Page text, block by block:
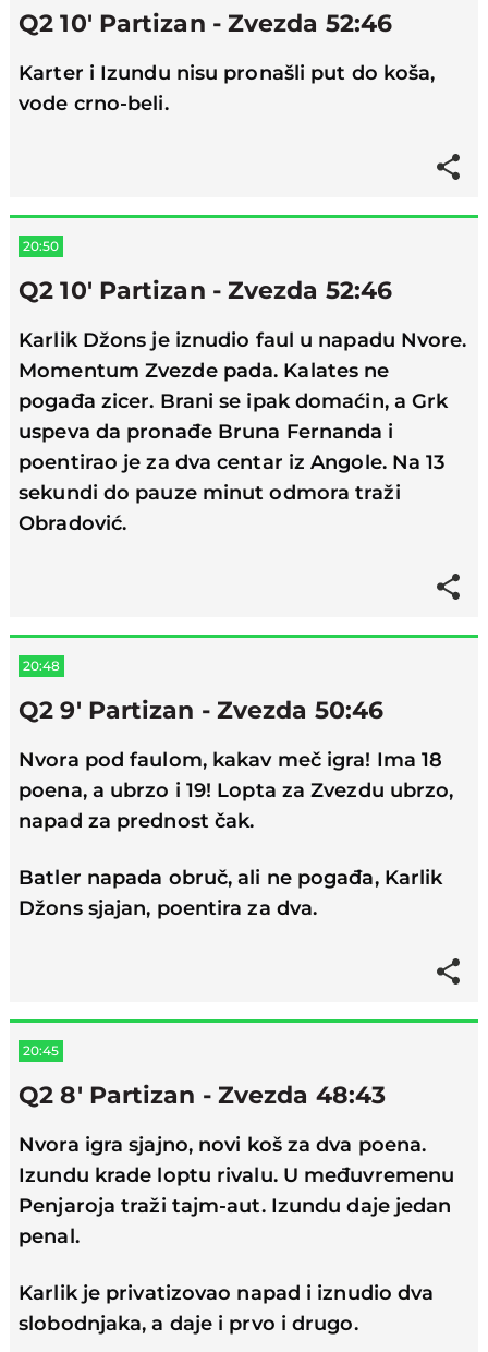
Q2 10' Partizan - Zvezda 52:46
Karter i Izundu nisu pronašli put do koša,
vode crno-beli.
20:50
Q2 10' Partizan - Zvezda 52:46
Karlik Džons je iznudio faul u napadu Nvore.
Momentum Zvezde pada. Kalates ne
pogađa zicer. Brani se ipak domaćin, a Grk
uspeva da pronađe Bruna Fernanda i
poentirao je za dva centar iz Angole. Na 13
sekundi do pauze minut odmora traži
Obradović.
20:48
Q2 9' Partizan - Zvezda 50:46
Nvora pod faulom, kakav meč igra! Ima 18
poena, a ubrzo i 19! Lopta za Zvezdu ubrzo,
napad za prednost čak.
Batler napada obruč, ali ne pogađa, Karlik
Džons sjajan, poentira za dva.
20:45
Q2 8' Partizan - Zvezda 48:43
Nvora igra sjajno, novi koš za dva poena.
Izundu krade loptu rivalu. U međuvremenu
Penjaroja traži tajm-aut. Izundu daje jedan
penal.
Karlik je privatizovao napad i iznudio dva
slobodnjaka, a daje i prvo i drugo.